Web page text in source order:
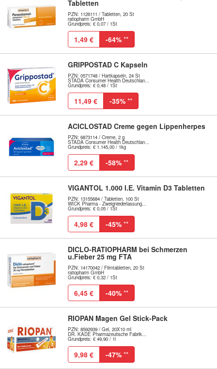
Tabletten
PZN: 1126111 / Tabletten, 20 St
ratiopharm GmbH
Grundpreis: € 0,07 / 1St
1,49 € -64% **
GRIPPOSTAD C Kapseln
PZN: 0571748 / Hartkapseln, 24 St
STADA Consumer Health Deutschlan...
Grundpreis: € 0,48 / 1St
11,49 € -35% **
ACICLOSTAD Creme gegen Lippenherpes
PZN: 6873114 / Creme, 2 g
STADA Consumer Health Deutschlan...
Grundpreis: € 1.145,00 / 1kg
2,29 € -58% **
VIGANTOL 1.000 I.E. Vitamin D3 Tabletten
PZN: 13155684 / Tabletten, 100 St
WICK Pharma - Zweigniederlassung...
Grundpreis: € 0,05 / 1St
4,98 € -45% **
DICLO-RATIOPHARM bei Schmerzen
u.Fieber 25 mg FTA
PZN: 14170042 / Filmtabletten, 20 St
ratiopharm GmbH
Grundpreis: € 0,32 / 1St
6,45 € -40% **
RIOPAN Magen Gel Stick-Pack
PZN: 8592939 / Gel, 20X10 ml
DR. KADE Pharmazeutische Fabrik...
Grundpreis: € 49,90 / 1l
9,98 € -47% **